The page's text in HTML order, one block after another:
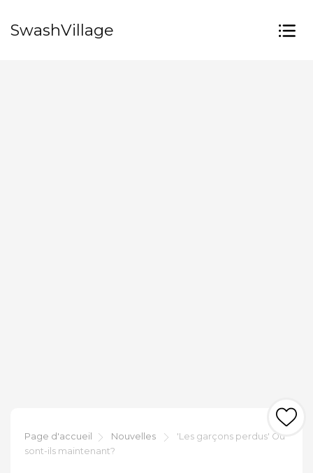
SwashVillage
Page d'accueil Nouvelles
'Les garçons perdus' Où
sont-ils maintenant?